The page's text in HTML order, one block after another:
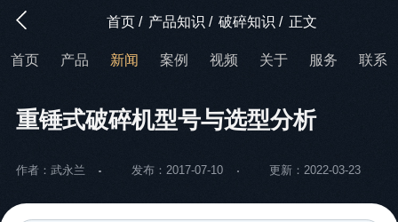
首页 / 产品知识 / 破碎知识 / 正文
首页 产品 新闻 案例 视频 关于 服务 联系
重锤式破碎机型号与选型分析
作者：武永兰 发布：2017-07-10 更新：2022-03-23